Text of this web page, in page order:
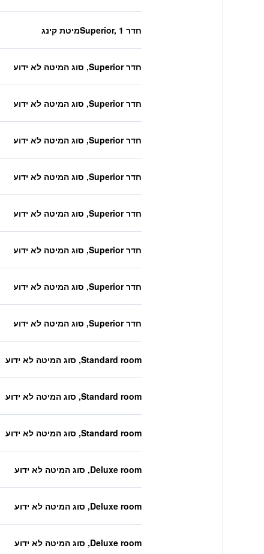
חדר Superior, 1מיטת קינג
חדר Superior, סוג המיטה לא ידוע
חדר Superior, סוג המיטה לא ידוע
חדר Superior, סוג המיטה לא ידוע
חדר Superior, סוג המיטה לא ידוע
חדר Superior, סוג המיטה לא ידוע
חדר Superior, סוג המיטה לא ידוע
חדר Superior, סוג המיטה לא ידוע
חדר Superior, סוג המיטה לא ידוע
Standard room, סוג המיטה לא ידוע
Standard room, סוג המיטה לא ידוע
Standard room, סוג המיטה לא ידוע
Deluxe room, סוג המיטה לא ידוע
Deluxe room, סוג המיטה לא ידוע
Deluxe room, סוג המיטה לא ידוע